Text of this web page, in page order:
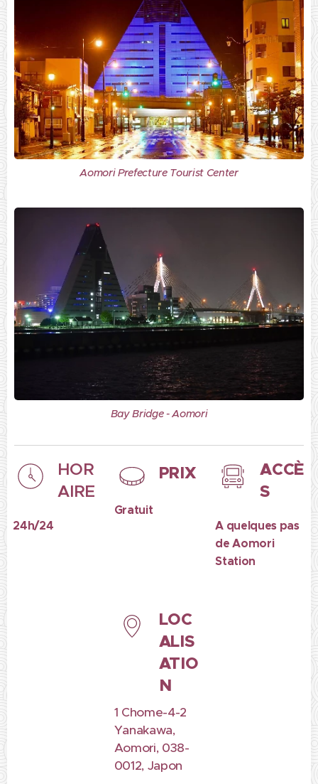
Aomori Prefecture Tourist Center
Bay Bridge - Aomori
HOR
AIRE
24h/24
PRIX
Gratuit
ACCÈ
S
A quelques pas
de Aomori
Station
LOC
ALIS
ATIO
N
1 Chome-4-2
Yanakawa,
Aomori, 038-
0012, Japon